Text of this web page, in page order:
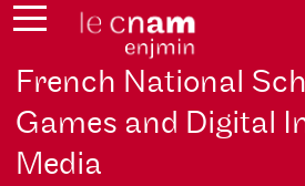
French National
Games and Digital
Media